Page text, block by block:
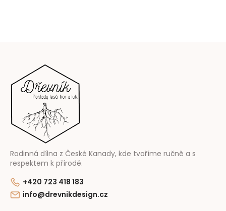
Rodinná dílna z České Kanady, kde tvoříme ručně a s
respektem k přírodě.
+420 723 418 183
info@drevnikdesign.cz